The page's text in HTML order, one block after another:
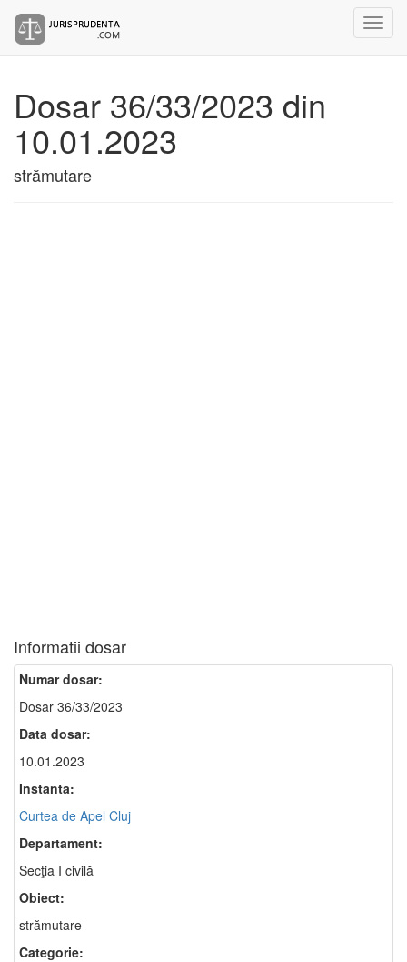
Dosar 36/33/2023 din
10.01.2023
strămutare
Informatii dosar
Numar dosar:
Dosar 36/33/2023
Data dosar:
10.01.2023
Instanta:
Curtea de Apel Cluj
Departament:
Secţia I civilă
Obiect:
strămutare
Categorie: